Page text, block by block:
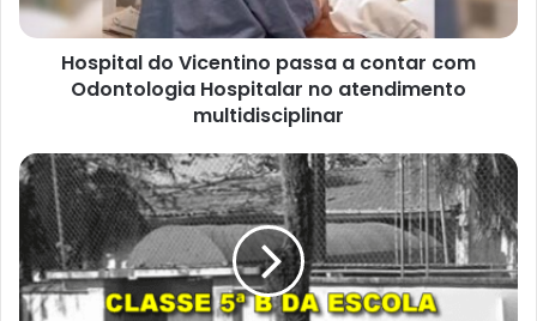
Odontologia
Hospitalar
atendimento
Hospital do Vicentino passa a contar com
Odontologia Hospitalar no atendimento
multidisciplinar
Sala
de
aula
ZN
com
apenas